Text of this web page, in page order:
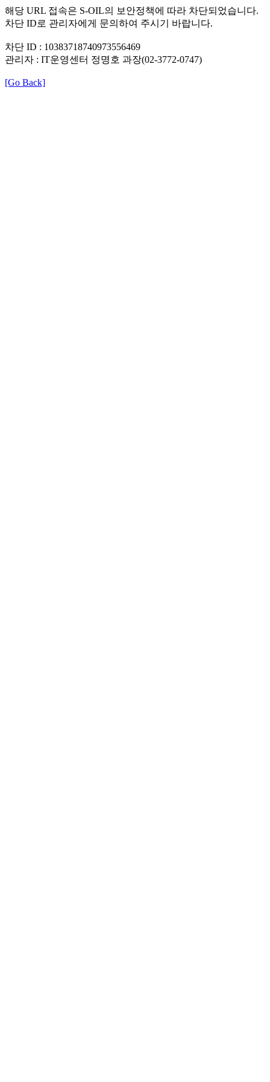
해당 URL 접속은 S-OIL의 보안정책에 따라 차단되었습니다.
차단 ID로 관리자에게 문의하여 주시기 바랍니다.
차단 ID : 10383718740973556469
관리자 : IT운영센터 정명호 과장(02-3772-0747)
[Go Back]